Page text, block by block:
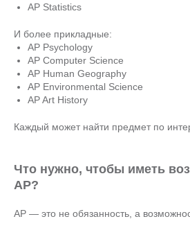
AP Statistics
И более прикладные:
AP Psychology
AP Computer Science
AP Human Geography
AP Environmental Science
AP Art History
Каждый может найти предмет по
Что нужно, чтобы иметь
AP?
AP — это не обязанность, а